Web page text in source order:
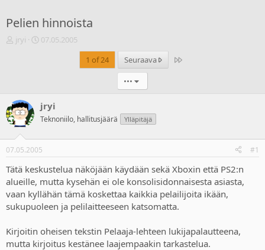
Pelien hinnoista
V
k
e
t
u
n
a
o
i
t
a
j
jryi
A
s
p
ä
v
ä
m
ä
r
ä
07.05.2005
1 of 24
Seuraava Last
•••
jryi
Teknoniilo, hallitusjäärä Ylläpitäjä
07.05.2005 #1
Tätä keskustelua näköjään käydään sekä Xboxin että PS2:n
alueille, mutta kysehän ei ole konsolisidonnaisesta asiasta,
vaan kyllähän tämä koskettaa kaikkia pelailijoita ikään,
sukupuoleen ja pelilaitteeseen katsomatta.
Kirjoitin oheisen tekstin Pelaaja-lehteen lukijapalautteena,
mutta kirjoitus kestänee laajempaakin tarkastelua.